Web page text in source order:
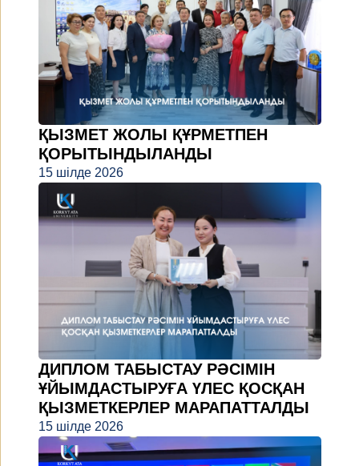
ҚЫЗМЕТ ЖОЛЫ ҚҰРМЕТПЕН
ҚОРЫТЫНДЫЛАНДЫ
15 шілде 2026
ДИПЛОМ ТАБЫСТАУ РӘСІМІН
ҰЙЫМДАСТЫРУҒА ҮЛЕС ҚОСҚАН
ҚЫЗМЕТКЕРЛЕР МАРАПАТТАЛДЫ
15 шілде 2026